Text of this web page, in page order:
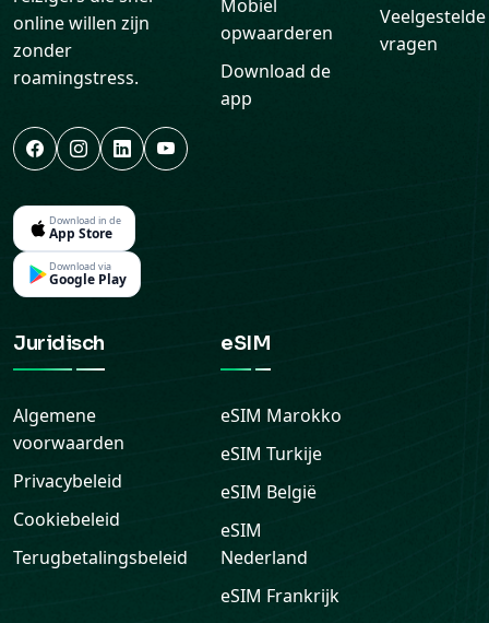
online willen zijn
zonder
roamingstress.
Download in de
App Store
Download via
Google Play
Mobiel
opwaarderen
Download de
app
Veelgestelde
vragen
Juridisch
Algemene
voorwaarden
Privacybeleid
Cookiebeleid
Terugbetalingsbeleid
eSIM
eSIM Marokko
eSIM Turkije
eSIM België
eSIM
Nederland
eSIM Frankrijk